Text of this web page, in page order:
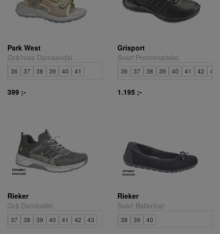
Park West
Grå/rosa Damsandal.
36 37 38 39 40 41
399 ;-
Grisport
Svart Promenadsko.
36 37 38 39 40 41 42 43
1.195 ;-
Rieker
Grå Damloafer.
37 38 39 40 41 42 43
Rieker
Svart Ballerina!
38 39 40